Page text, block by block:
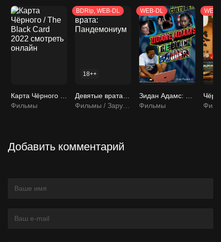
Фильмы
BDRip, WEB-DL
18++
WEB-DL
Фильмы
WEB-
Добавить комментарий